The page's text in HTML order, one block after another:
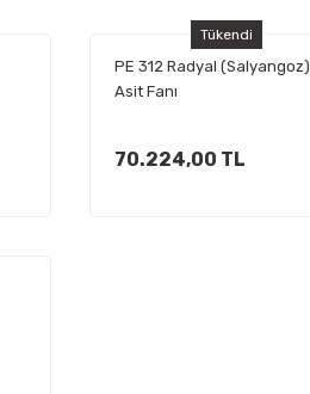
Tükendi
PE 312 Radyal (Salyangoz)
Asit Fanı
70.224,00 TL